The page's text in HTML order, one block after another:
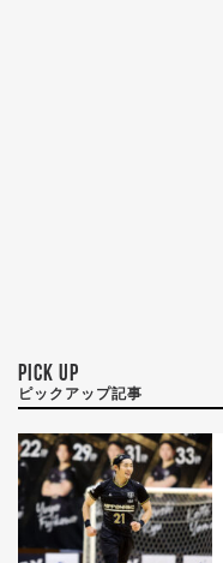
PICK UP
ピックアップ記事